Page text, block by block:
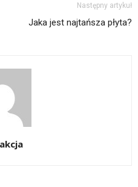
Następny artykuł
Jaka jest najtańsza płyta?